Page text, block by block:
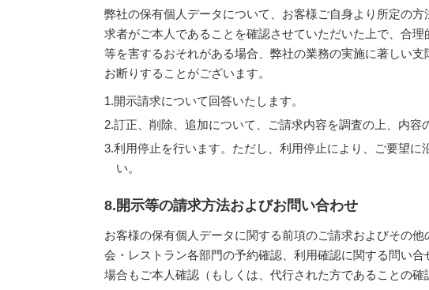
弊社の保有個人データについて、お客様ご自身より所定の
求者がご本人であることを確認させていただいた上で、合
等を害するおそれがある場合、弊社の業務の実施に著しい
お断りすることがございます。
1.開示請求について回答いたします。
2.訂正、削除、追加について、ご請求内容を調査の上、内容
3.利用停止を行います。ただし、利用停止により、ご要望
い。
8.開示等の請求方法およびお問い合わせ
お客様の保有個人データに関する前項のご請求およびその
会・レストラン各部門の予約確認、利用確認に関する問い
場合もご本人確認（もしくは、代行された方であることの